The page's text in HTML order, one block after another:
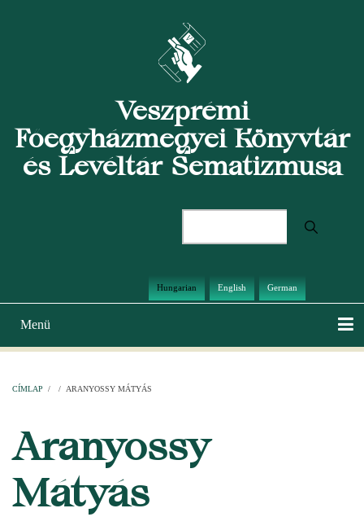
Veszprémi
Főegyházmegyei Könyvtár
és Levéltár Sematizmusa
Hungarian English German
Main
navigation
Menü
CÍMLAP / / ARANYOSSY MÁTYÁS
Aranyossy
Mátyás